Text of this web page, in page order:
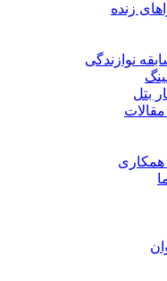
زنده
نوازندگی
بتل